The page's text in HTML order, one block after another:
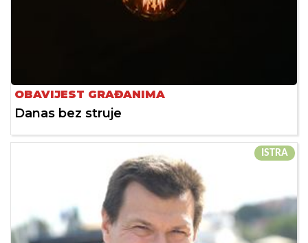
OBAVIJEST GRAĐANIMA
Danas bez struje
ISTRA